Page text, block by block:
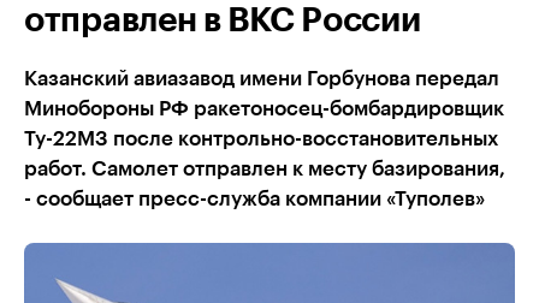
отправлен в ВКС России
Казанский авиазавод имени Горбунова передал
Минобороны РФ ракетоносец-бомбардировщик
Ту-22М3 после контрольно-восстановительных
работ. Самолет отправлен к месту базирования,
- сообщает пресс-служба компании «Туполев»